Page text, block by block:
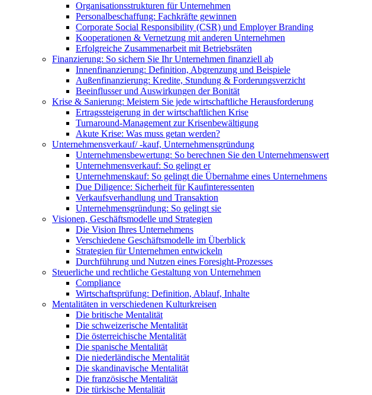
Organisationsstrukturen für Unternehmen
Personalbeschaffung: Fachkräfte gewinnen
Corporate Social Responsibility (CSR) und Employer Branding
Kooperationen & Vernetzung mit anderen Unternehmen
Erfolgreiche Zusammenarbeit mit Betriebsräten
Finanzierung: So sichern Sie Ihr Unternehmen finanziell ab
Innenfinanzierung: Definition, Abgrenzung und Beispiele
Außenfinanzierung: Kredite, Stundung & Forderungsverzicht
Beeinflusser und Auswirkungen der Bonität
Krise & Sanierung: Meistern Sie jede wirtschaftliche Herausforderung
Ertragssteigerung in der wirtschaftlichen Krise
Turnaround-Management zur Krisenbewältigung
Akute Krise: Was muss getan werden?
Unternehmensverkauf/ -kauf, Unternehmensgründung
Unternehmensbewertung: So berechnen Sie den Unternehmenswert
Unternehmensverkauf: So gelingt er
Unternehmenskauf: So gelingt die Übernahme eines Unternehmens
Due Diligence: Sicherheit für Kaufinteressenten
Verkaufsverhandlung und Transaktion
Unternehmensgründung: So gelingt sie
Visionen, Geschäftsmodelle und Strategien
Die Vision Ihres Unternehmens
Verschiedene Geschäftsmodelle im Überblick
Strategien für Unternehmen entwickeln
Durchführung und Nutzen eines Foresight-Prozesses
Steuerliche und rechtliche Gestaltung von Unternehmen
Compliance
Wirtschaftsprüfung: Definition, Ablauf, Inhalte
Mentalitäten in verschiedenen Kulturkreisen
Die britische Mentalität
Die schweizerische Mentalität
Die österreichische Mentalität
Die spanische Mentalität
Die niederländische Mentalität
Die skandinavische Mentalität
Die französische Mentalität
Die türkische Mentalität